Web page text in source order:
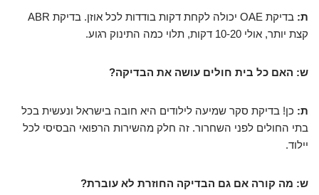
ת:
בדיקת OAE יכולה לקחת דקות בודדות לכל אוזן. בדיקת ABR
קצת יותר, אולי 10-20 דקות, תלוי כמה התינוק רגוע.
ש: האם כל בית חולים עושה את הבדיקה?
ת: כן! בדיקת סקר שמיעה לילודים היא חובה בישראל ונעשית בכל
בתי החולים לפני השחרור. זה חלק מהשירות הרפואי הבסיסי לכל
יילוד.
ש: מה קורה אם גם הבדיקה החוזרת לא עוברת?